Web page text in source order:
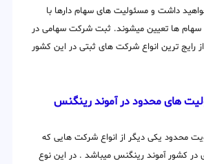
داشت و مسئولیت های سهام دارها با
سهام ها تعیین میشوند. ثبت شرکت سهامی در
رایج ترین انواع شرکت های ثبتی در این کشور
های محدود در آموند رینگنس
محدود یکی دیگر از انواع شرکت هایی که
در کشور آموند رینگنس میباشد . در این نوع